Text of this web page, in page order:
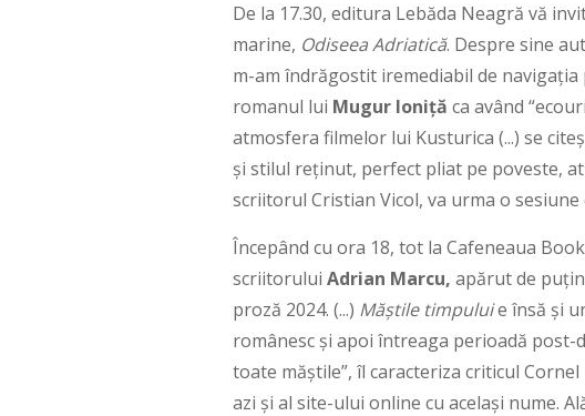
De la 17.30, editura Lebăda Neagră vă
marine, Odiseea Adriatică. Despre sine
m-am îndrăgostit iremediabil de
romanul lui Mugur Ioniță ca având
atmosfera filmelor lui Kusturica (...) se
și stilul reținut, perfect pliat pe poveste,
scriitorul Cristian Vicol, va urma o
Începând cu ora 18, tot la Cafeneaua
scriitorului Adrian Marcu, apărut de
proză 2024. (...) Măștile timpuluie însă și
românesc și apoi întreaga perioadă
toate măştile”, îl caracteriza criticul
azi și al site-ului online cu acelaşi nume.